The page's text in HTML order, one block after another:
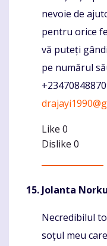
nevoie de
pentru orice
vă puteți
pe numărul
Like 0
Dislike 0
Jolanta
Komentaras
Necredibilul
soțul meu